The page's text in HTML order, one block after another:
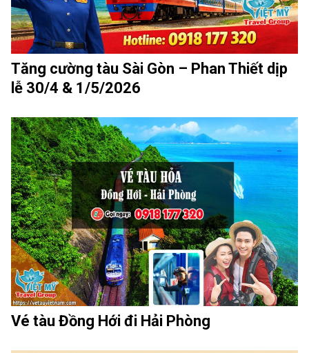
Tăng cường tàu Sài Gòn – Phan Thiết dịp
lễ 30/4 & 1/5/2026
Vé tàu Đồng Hới đi Hải Phòng